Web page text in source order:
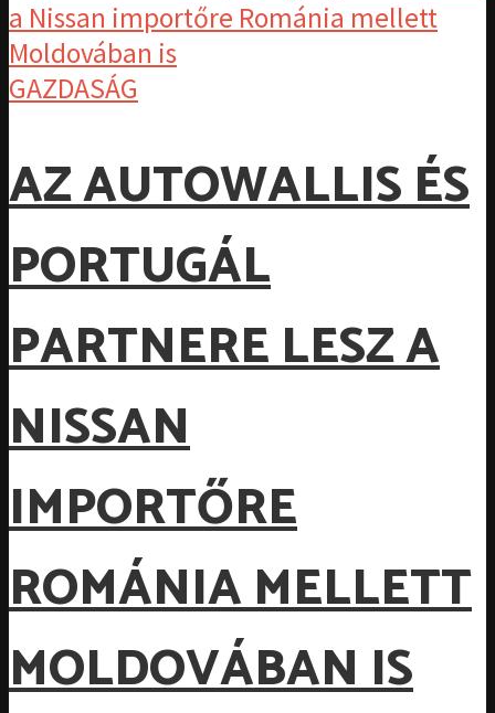
GAZDASÁG
AZ AUTOWALLIS ÉS
PORTUGÁL
PARTNERE LESZ A
NISSAN
IMPORTŐRE
ROMÁNIA MELLETT
MOLDOVÁBAN IS